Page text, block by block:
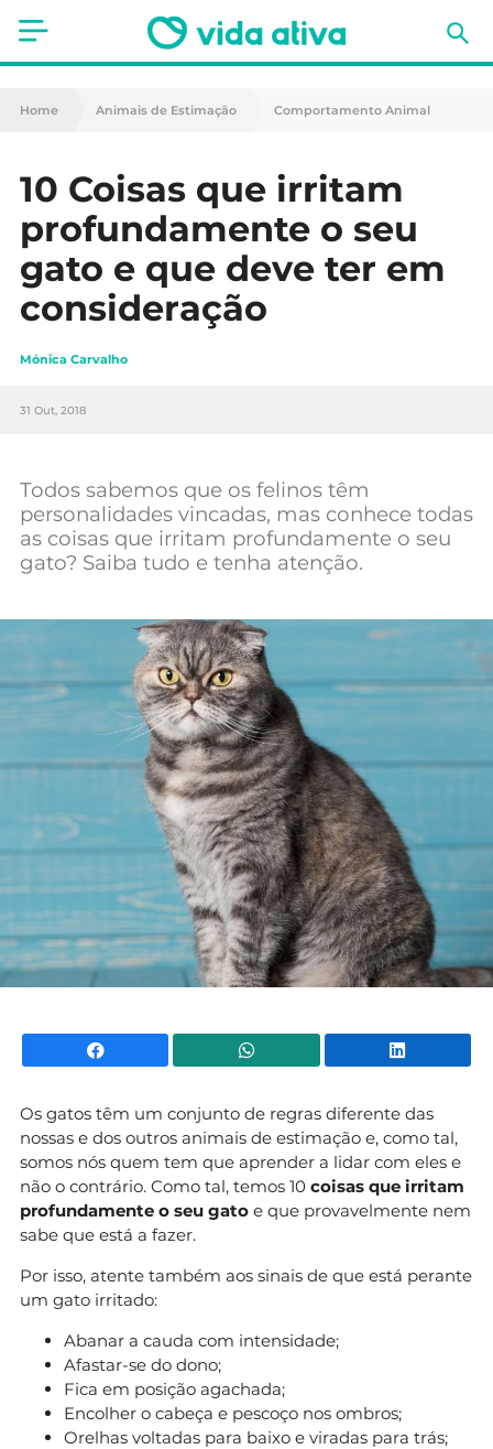
Saúde
Nutrição
Receitas
Fitness
Mães e Bebés
Animais de Estimação
Home Animais de Estimação Comportamento Animal
10 Coisas que irritam
profundamente o seu
gato e que deve ter em
consideração
Mónica Carvalho
31 Out, 2018
Todos sabemos que os felinos têm
personalidades vincadas, mas conhece todas
as coisas que irritam profundamente o seu
gato? Saiba tudo e tenha atenção.
Facebook WhatsApp
Os gatos têm um conjunto de regras diferente das
nossas e dos outros animais de estimação e, como tal,
somos nós quem tem que aprender a lidar com eles e
não o contrário. Como tal, temos 10 coisas que irritam
profundamente o seu gato e que provavelmente nem
sabe que está a fazer.
Por isso, atente também aos sinais de que está perante
um gato irritado:
Abanar a cauda com intensidade;
Afastar-se do dono;
Fica em posição agachada;
Encolher o cabeça e pescoço nos ombros;
Orelhas voltadas para baixo e viradas para trás;